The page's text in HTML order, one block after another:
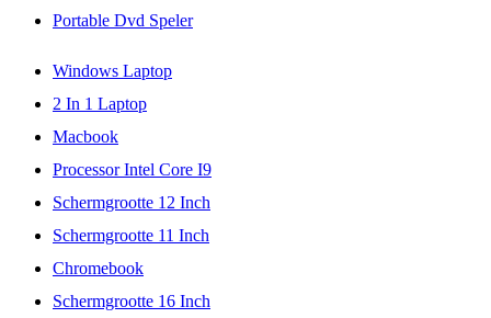
Portable Dvd Speler
Windows Laptop
2 In 1 Laptop
Macbook
Processor Intel Core I9
Schermgrootte 12 Inch
Schermgrootte 11 Inch
Chromebook
Schermgrootte 16 Inch